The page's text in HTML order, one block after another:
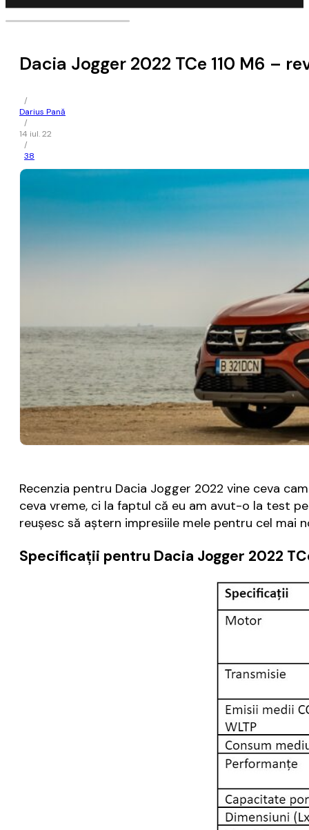
Dacia Jogger 2022 TCe 110 M6 –
/
Darius Pană
/
14 iul. 22
/
38
Recenzia pentru Dacia Jogger 2022 vine ceva
ceva vreme, ci la faptul că eu am avut-o la test
reușesc să aștern impresiile mele pentru cel mai
Specificații pentru Dacia Jogger 2022